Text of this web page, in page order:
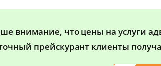
внимание, что цены на услуги
прейскурант клиенты